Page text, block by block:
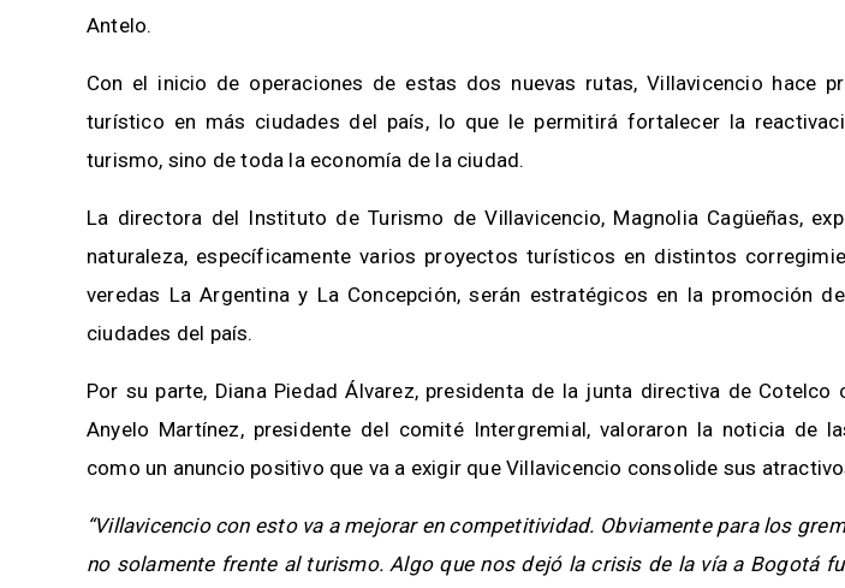
Antelo.
Con el inicio de operaciones de estas dos nuevas rutas, Villavicencio hace
turístico en más ciudades del país, lo que le permitirá fortalecer la
turismo, sino de toda la economía de la ciudad.
La directora del Instituto de Turismo de Villavicencio, Magnolia Cagüeñas,
naturaleza, específicamente varios proyectos turísticos en distintos
veredas La Argentina y La Concepción, serán estratégicos en la promoción
ciudades del país.
Por su parte, Diana Piedad Álvarez, presidenta de la junta directiva de Cotelco
Anyelo Martínez, presidente del comité Intergremial, valoraron la noticia de
como un anuncio positivo que va a exigir que Villavicencio consolide sus
“Villavicencio con esto va a mejorar en competitividad. Obviamente para los
no solamente frente al turismo. Algo que nos dejó la crisis de la vía a Bogotá